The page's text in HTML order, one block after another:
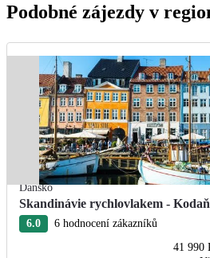
Podobné zájezdy v
Dánsko
Skandinávie rychlovlakem -
6.0
6 hodnocení zákazníků
41 990